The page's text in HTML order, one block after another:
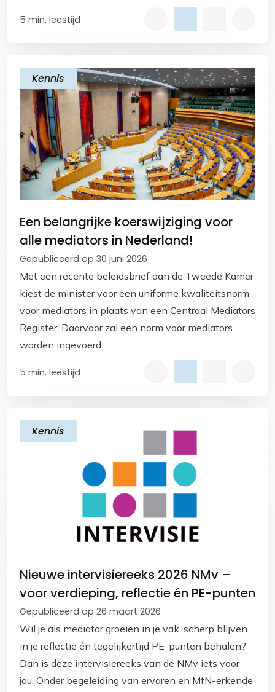
5 min. leestijd
Kennis
Een belangrijke koerswijziging voor
alle mediators in Nederland!
Gepubliceerd op 30 juni 2026
Met een recente beleidsbrief aan de Tweede Kamer
kiest de minister voor een uniforme kwaliteitsnorm
voor mediators in plaats van een Centraal Mediators
Register. Daarvoor zal een norm voor mediators
worden ingevoerd.
5 min. leestijd
Kennis
Nieuwe intervisiereeks 2026 NMv –
voor verdieping, reflectie én PE-punten
Gepubliceerd op 26 maart 2026
Wil je als mediator groeien in je vak, scherp blijven
in je reflectie én tegelijkertijd PE-punten behalen?
Dan is deze intervisiereeks van de NMv iets voor
jou. Onder begeleiding van ervaren en MfN-erkende